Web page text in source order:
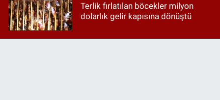
Terlik fırlatılan böcekler milyon
dolarlık gelir kapısına dönüştü